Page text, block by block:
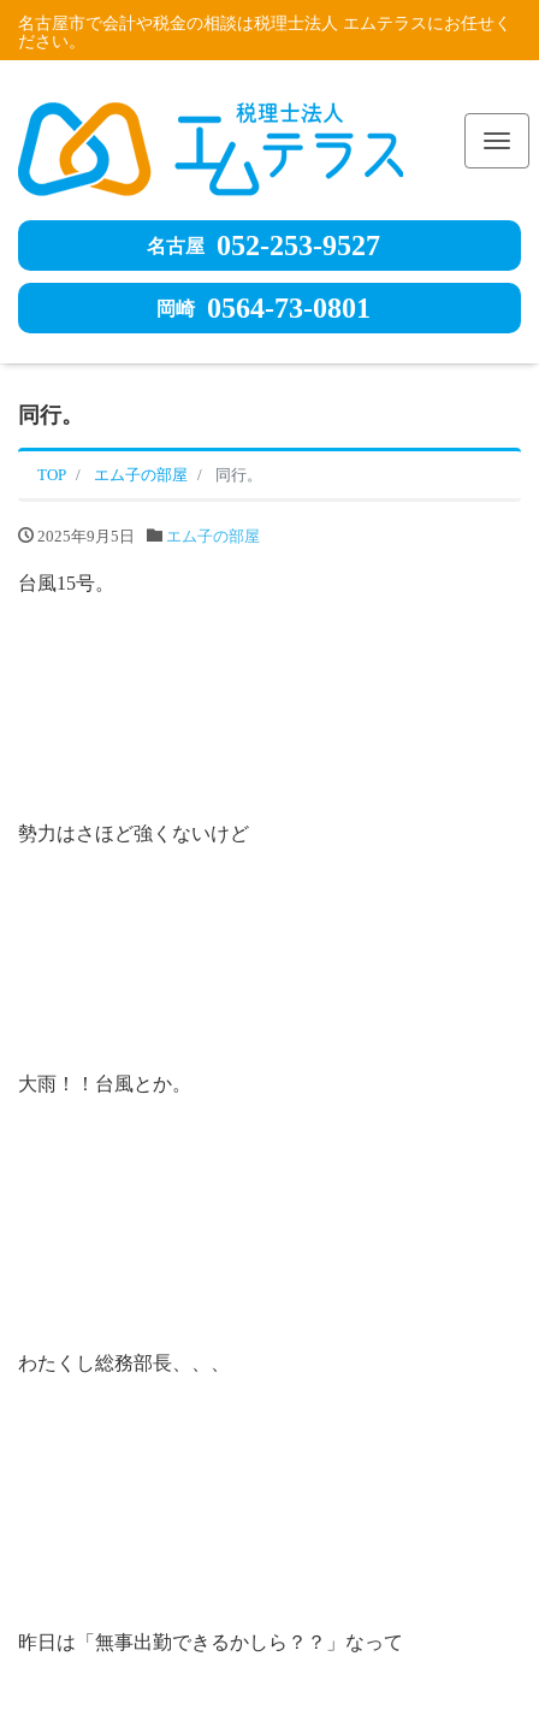
名古屋市で会計や税金の相談は税理士法人 エムテラスにお任せく
ださい。
名古屋 052-253-9527
岡崎 0564-73-0801
同行。
TOP エム子の部屋 同行。
2025年9月5日 エム子の部屋
台風15号。
勢力はさほど強くないけど
大雨！！台風とか。
わたくし総務部長、、、
昨日は「無事出勤できるかしら？？」なって